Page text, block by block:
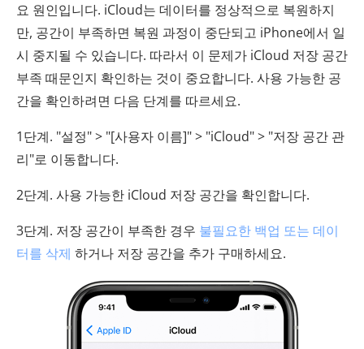
요 원인입니다. iCloud는 데이터를 정상적으로 복원하지
만, 공간이 부족하면 복원 과정이 중단되고 iPhone에서 일
시 중지될 수 있습니다. 따라서 이 문제가 iCloud 저장 공간
부족 때문인지 확인하는 것이 중요합니다. 사용 가능한 공
간을 확인하려면 다음 단계를 따르세요.
1단계. "설정" > "[사용자 이름]" > "iCloud" > "저장 공간 관
리"로 이동합니다.
2단계. 사용 가능한 iCloud 저장 공간을 확인합니다.
3단계. 저장 공간이 부족한 경우 불필요한 백업 또는 데이
터를 삭제 하거나 저장 공간을 추가 구매하세요.